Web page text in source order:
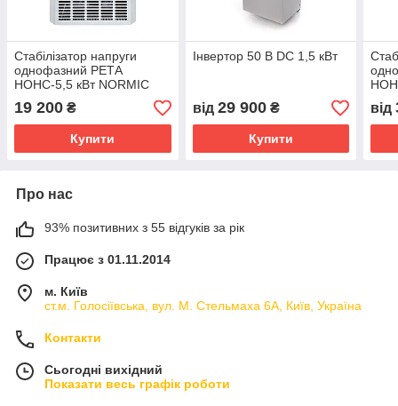
Стабілізатор напруги
однофазний РЕТА
НОНС-5,5 кВт NORMIC
25А
19 200 ₴
Купити
Інвертор 50 B DC 1,5 кВт
від 29 900₴
Купити
від
Про нас
93% позитивних з 55 відгуків за рік
Працює з 01.11.2014
м. Київ
ст.м. Голосіївська, вул. М. Стельмаха 6А, Київ, Україна
Контакти
Сьогодні вихідний
Показати весь графік роботи